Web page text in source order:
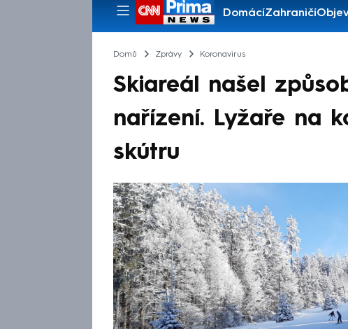
DomácíZahraničí
Pořady
Domů Zprávy Koronavirus
Skiareál našel
nařízení. Lyžaře na
skútru